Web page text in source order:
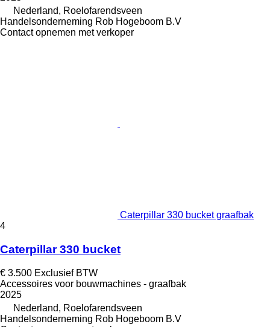
Nederland, Roelofarendsveen
Handelsonderneming Rob Hogeboom B.V
Contact opnemen met verkoper
Caterpillar 330 bucket graafbak
4
Caterpillar 330 bucket
€ 3.500 Exclusief BTW
Accessoires voor bouwmachines - graafbak
2025
Nederland, Roelofarendsveen
Handelsonderneming Rob Hogeboom B.V